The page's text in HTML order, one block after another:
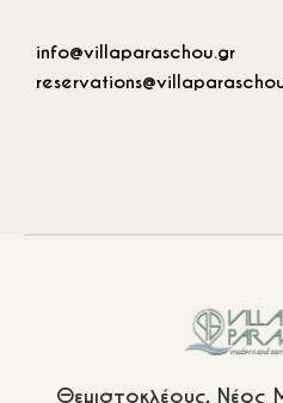
info@villaparaschou.gr
Θεμιστοκλέους,